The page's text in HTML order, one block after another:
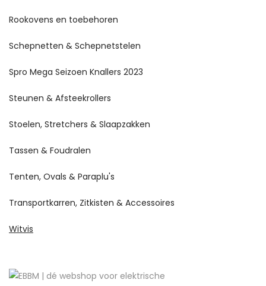
Rookovens en toebehoren
Schepnetten & Schepnetstelen
Spro Mega Seizoen Knallers 2023
Steunen & Afsteekrollers
Stoelen, Stretchers & Slaapzakken
Tassen & Foudralen
Tenten, Ovals & Paraplu's
Transportkarren, Zitkisten & Accessoires
Witvis